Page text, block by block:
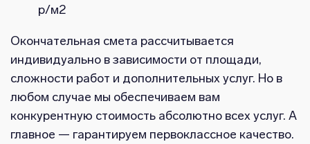
р/м2
Окончательная смета рассчитывается
индивидуально в зависимости от площади,
сложности работ и дополнительных услуг. Но в
любом случае мы обеспечиваем вам
конкурентную стоимость абсолютно всех услуг. А
главное — гарантируем первоклассное качество.